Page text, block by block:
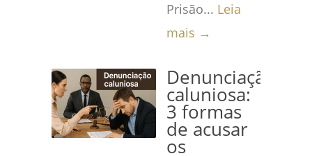
Prisão... Leia
mais →
Denunciação
caluniosa:
3 formas
de acusar
os